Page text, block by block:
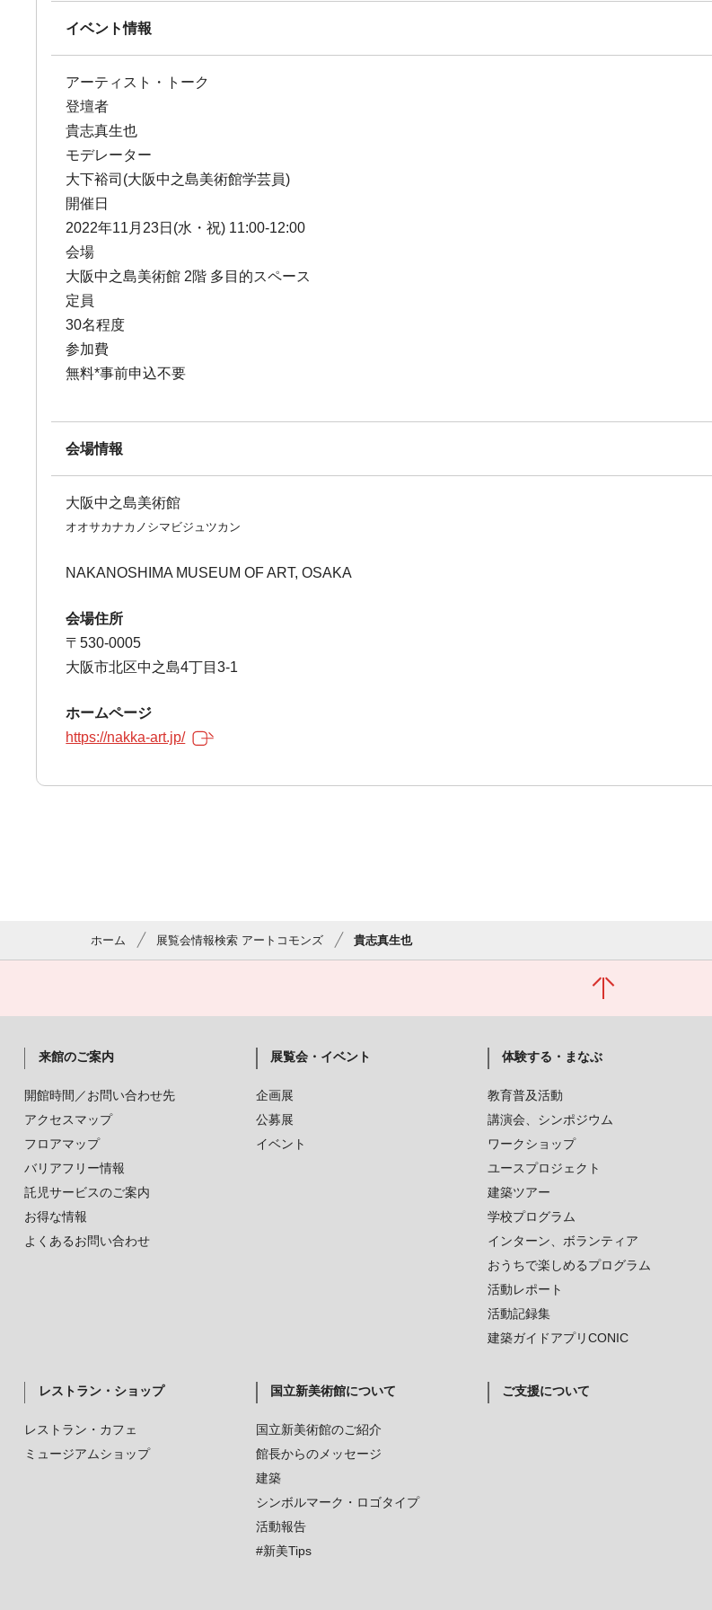
イベント情報
アーティスト・トーク
登壇者
貴志真生也
モデレーター
大下裕司(大阪中之島美術館学芸員)
開催日
2022年11月23日(水・祝) 11:00-12:00
会場
大阪中之島美術館 2階 多目的スペース
定員
30名程度
参加費
無料*事前申込不要
会場情報
大阪中之島美術館
オオサカナカノシマビジュツカン
NAKANOSHIMA MUSEUM OF ART, OSAKA
会場住所
〒530-0005
大阪市北区中之島4丁目3-1
ホームページ
https://nakka-art.jp/
ホーム 展覧会情報検索 アートコモンズ 貴志真生也
来館のご案内
開館時間／お問い合わせ先
アクセスマップ
フロアマップ
バリアフリー情報
託児サービスのご案内
お得な情報
よくあるお問い合わせ
展覧会・イベント
企画展
公募展
イベント
体験する・まなぶ
教育普及活動
講演会、シンポジウム
ワークショップ
ユースプロジェクト
建築ツアー
学校プログラム
インターン、ボランティア
おうちで楽しめるプログラム
活動レポート
活動記録集
建築ガイドアプリCONIC
レストラン・ショップ
レストラン・カフェ
ミュージアムショップ
国立新美術館について
国立新美術館のご紹介
館長からのメッセージ
建築
シンボルマーク・ロゴタイプ
活動報告
#新美Tips
ご支援について